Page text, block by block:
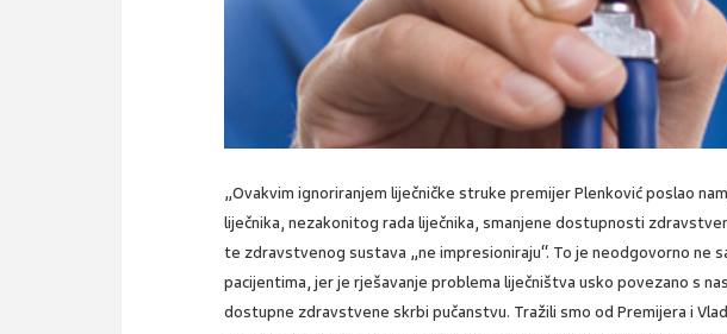
„Ovakvim ignoriranjem liječničke struke premijer Plenković poslao
liječnika, nezakonitog rada liječnika, smanjene dostupnosti
te zdravstvenog sustava „ne impresioniraju“. To je neodgovorno ne
pacijentima, jer je rješavanje problema liječništva usko povezano s
dostupne zdravstvene skrbi pučanstvu. Tražili smo od Premijera i